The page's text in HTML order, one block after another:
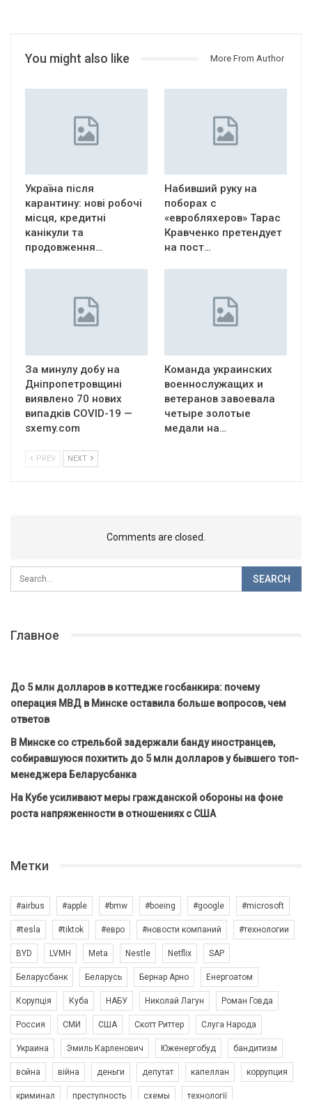
You might also like More From Author
Україна після
карантину: нові робочі
місця, кредитні
канікули та
продовження…
Набивший руку на
поборах с
«евробляхеров» Тарас
Кравченко претендует
на пост…
За минулу добу на
Дніпропетровщині
виявлено 70 нових
випадків COVID-19 —
sxemy.com
Команда украинских
военнослужащих и
ветеранов завоевала
четыре золотые
медали на…
PREV NEXT
Comments are closed.
Главное
До 5 млн долларов в коттедже госбанкира: почему
операция МВД в Минске оставила больше вопросов, чем
ответов
В Минске со стрельбой задержали банду иностранцев,
собиравшуюся похитить до 5 млн долларов у бывшего топ-
менеджера Беларусбанка
На Кубе усиливают меры гражданской обороны на фоне
роста напряженности в отношениях с США
Метки
#airbus #apple #bmw #boeing #google #microsoft
#tesla #tiktok #евро #новости компаний #технологии
BYD LVMH Meta Nestle Netflix SAP
Беларусбанк Беларусь Бернар Арно Енергоатом
Корупція Куба НАБУ Николай Лагун Роман Говда
Россия СМИ США Скотт Риттер Слуга Народа
Украина Эмиль Карленович Юженергобуд бандитизм
война війна деньги депутат капеллан коррупция
криминал преступность схемы технології